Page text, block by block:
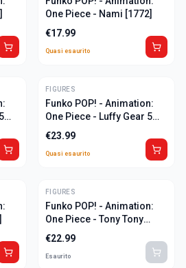
One Piece - Nami [1772]
€17.99
Quasi esaurito
ULTIME
FIGURES
Funko POP! - Animation:
One Piece - Luffy Gear 5
Laughing Special [1621]
€23.99
Quasi esaurito
FIGURES
Funko POP! - Animation:
One Piece - Tony Tony
Chopper [1946]
€22.99
Esaurito